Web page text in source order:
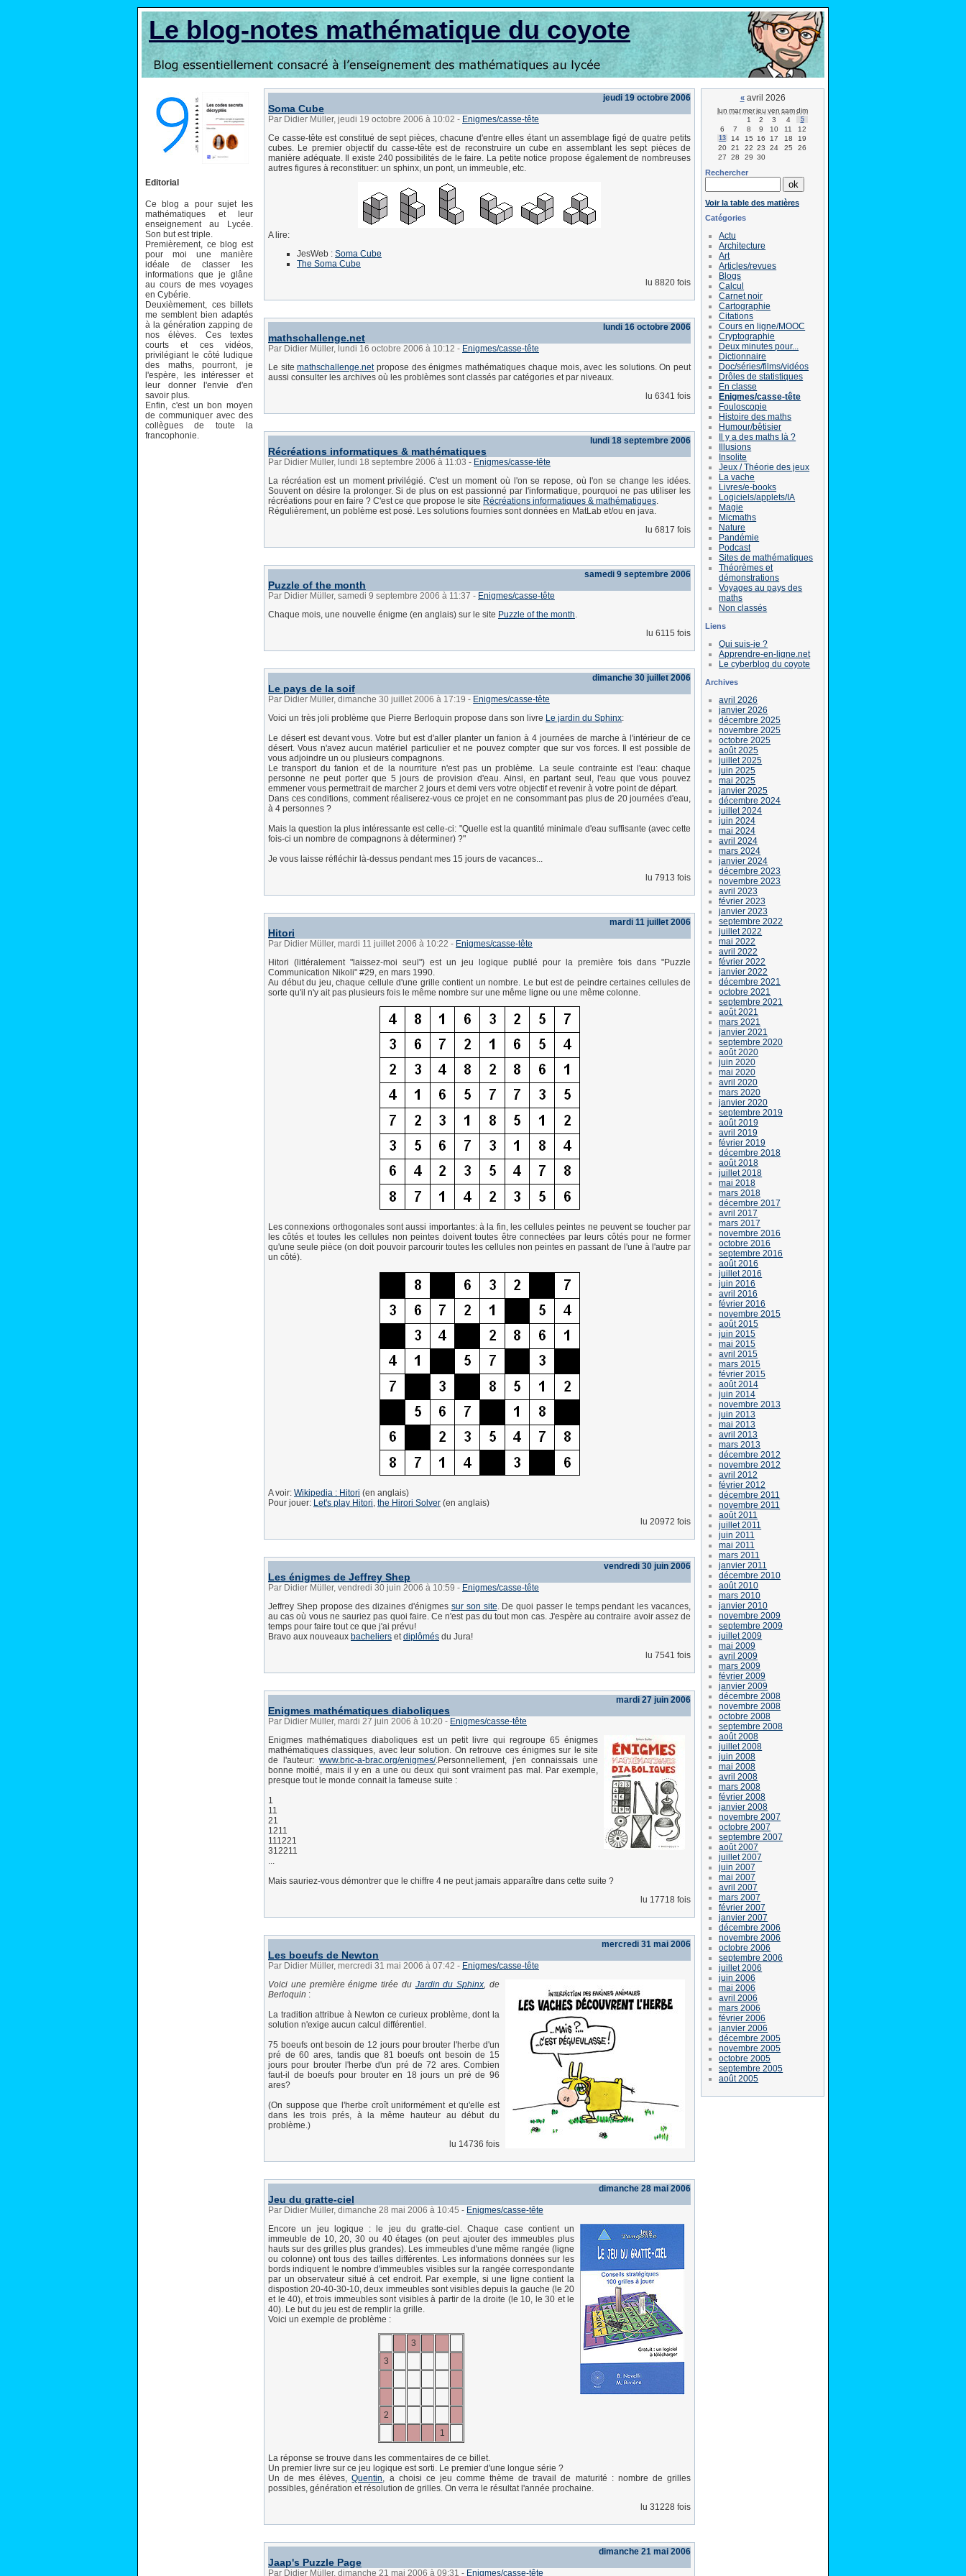
Le blog-notes mathématique du coyote
Editorial
Ce blog a pour sujet les
mathématiques et leur
enseignement au Lycée.
Son but est triple.
Premièrement, ce blog est
pour moi une manière
idéale de classer les
informations que je glâne
au cours de mes voyages
en Cybérie.
Deuxièmement, ces billets
me semblent bien adaptés
à la génération zapping de
nos élèves. Ces textes
courts et ces vidéos,
privilégiant le côté ludique
des maths, pourront, je
l'espère, les intéresser et
leur donner l'envie d'en
savoir plus.
Enfin, c'est un bon moyen
de communiquer avec des
collègues de toute la
francophonie.
jeudi 19 octobre 2006
Soma Cube
Par Didier Müller, jeudi 19 octobre 2006 à 10:02 - Enigmes/casse-tête
Ce casse-tête est constitué de sept pièces, chacune d'entre elles étant un assemblage figé de quatre petits
cubes. Le premier objectif du casse-tête est de reconstruire un cube en assemblant les sept pièces de
manière adéquate. Il existe 240 possibilités de le faire. La petite notice propose également de nombreuses
autres figures à reconstituer: un sphinx, un pont, un immeuble, etc.
A lire:
JesWeb : Soma Cube
The Soma Cube
lu 8820 fois
lundi 16 octobre 2006
mathschallenge.net
Par Didier Müller, lundi 16 octobre 2006 à 10:12 - Enigmes/casse-tête
Le sitemathschallenge.netpropose des énigmes mathématiques chaque mois, avec les solutions. On peut
aussi consulter les archives où les problèmes sont classés par catégories et par niveaux.
lu 6341 fois
lundi 18 septembre 2006
Récréations informatiques & mathématiques
Par Didier Müller, lundi 18 septembre 2006 à 11:03 - Enigmes/casse-tête
La récréation est un moment privilégié. C'est un moment où l'on se repose, où l'on se change les idées.
Souvent on désire la prolonger. Si de plus on est passionné par l'informatique, pourquoi ne pas utiliser les
récréations pour en faire ? C'est ce que propose le site Récréations informatiques & mathématiques.
Régulièrement, un poblème est posé. Les solutions fournies sont données en MatLab et/ou en java.
lu 6817 fois
samedi 9 septembre 2006
Puzzle of the month
Par Didier Müller, samedi 9 septembre 2006 à 11:37 - Enigmes/casse-tête
Chaque mois, une nouvelle énigme (en anglais) sur le site Puzzle of the month.
lu 6115 fois
dimanche 30 juillet 2006
Le pays de la soif
Par Didier Müller, dimanche 30 juillet 2006 à 17:19 - Enigmes/casse-tête
Voici un très joli problème que Pierre Berloquin propose dans son livre Le jardin du Sphinx:
Le désert est devant vous. Votre but est d'aller planter un fanion à 4 journées de marche à l'intérieur de ce
désert. Vous n'avez aucun matériel particulier et ne pouvez compter que sur vos forces. Il est possible de
vous adjoindre un ou plusieurs compagnons.
Le transport du fanion et de la nourriture n'est pas un problème. La seule contrainte est l'eau: chaque
personne ne peut porter que 5 jours de provision d'eau. Ainsi, en partant seul, l'eau que vous pouvez
emmener vous permettrait de marcher 2 jours et demi vers votre objectif et revenir à votre point de départ.
Dans ces conditions, comment réaliserez-vous ce projet en ne consommant pas plus de 20 journées d'eau,
à 4 personnes ?
Mais la question la plus intéressante est celle-ci: "Quelle est la quantité minimale d'eau suffisante (avec cette
fois-ci un nombre de compagnons à déterminer) ?"
Je vous laisse réfléchir là-dessus pendant mes 15 jours de vacances...
lu 7913 fois
mardi 11 juillet 2006
Hitori
Par Didier Müller, mardi 11 juillet 2006 à 10:22 - Enigmes/casse-tête
Hitori (littéralement "laissez-moi seul") est un jeu logique publié pour la première fois dans "Puzzle
Communication Nikoli" #29, en mars 1990.
Au début du jeu, chaque cellule d'une grille contient un nombre. Le but est de peindre certaines cellules de
sorte qu'il n'y ait pas plusieurs fois le même nombre sur une même ligne ou une même colonne.
Les connexions orthogonales sont aussi importantes: à la fin, les cellules peintes ne peuvent se toucher par
les côtés et toutes les cellules non peintes doivent toutes être connectées par leurs côtés pour ne former
qu'une seule pièce (on doit pouvoir parcourir toutes les cellules non peintes en passant de l'une à l'autre par
un côté).
A voir: Wikipedia : Hitori (en anglais)
Pour jouer: Let's play Hitori, the Hirori Solver (en anglais)
lu 20972 fois
vendredi 30 juin 2006
Les énigmes de Jeffrey Shep
Par Didier Müller, vendredi 30 juin 2006 à 10:59 - Enigmes/casse-tête
Jeffrey Shep propose des dizaines d'énigmes sur son site. De quoi passer le temps pendant les vacances,
au cas où vous ne sauriez pas quoi faire. Ce n'est pas du tout mon cas. J'espère au contraire avoir assez de
temps pour faire tout ce que j'ai prévu!
Bravo aux nouveaux bacheliers etdiplômés du Jura!
lu 7541 fois
mardi 27 juin 2006
Enigmes mathématiques diaboliques
Par Didier Müller, mardi 27 juin 2006 à 10:20 - Enigmes/casse-tête
Enigmes mathématiques diaboliques est un petit livre qui regroupe 65 énigmes
mathématiques classiques, avec leur solution. On retrouve ces énigmes sur le site
de l'auteur:www.bric-a-brac.org/enigmes/.Personnellement, j'en connaissais une
bonne moitié, mais il y en a une ou deux qui sont vraiment pas mal. Par exemple,
presque tout le monde connait la fameuse suite :
1
11
21
1211
111221
312211
...
Mais sauriez-vous démontrer que le chiffre 4 ne peut jamais apparaître dans cette suite ?
lu 17718 fois
mercredi 31 mai 2006
Les boeufs de Newton
Par Didier Müller, mercredi 31 mai 2006 à 07:42 - Enigmes/casse-tête
Voici une première énigme tirée du Jardin du Sphinx, de
Berloquin :
La tradition attribue à Newton ce curieux problème, dont la
solution n'exige aucun calcul différentiel.
75 boeufs ont besoin de 12 jours pour brouter l'herbe d'un
pré de 60 ares, tandis que 81 boeufs ont besoin de 15
jours pour brouter l'herbe d'un pré de 72 ares. Combien
faut-il de boeufs pour brouter en 18 jours un pré de 96
ares?
(On suppose que l'herbe croît uniformément et qu'elle est
dans les trois prés, à la même hauteur au début du
problème.)
lu 14736 fois
dimanche 28 mai 2006
Jeu du gratte-ciel
Par Didier Müller, dimanche 28 mai 2006 à 10:45 - Enigmes/casse-tête
Encore un jeu logique : le jeu du gratte-ciel. Chaque case contient un
immeuble de 10, 20, 30 ou 40 étages (on peut ajouter des immeubles plus
hauts sur des grilles plus grandes). Les immeubles d'une même rangée (ligne
ou colonne) ont tous des tailles différentes. Les informations données sur les
bords indiquent le nombre d'immeubles visibles sur la rangée correspondante
par un observateur situé à cet endroit. Par exemple, si une ligne contient la
dispostion 20-40-30-10, deux immeubles sont visibles depuis la gauche (le 20
et le 40), et trois immeubles sont visibles à partir de la droite (le 10, le 30 et le
40). Le but du jeu est de remplir la grille.
Voici un exemple de problème :
3
3
2
1
La réponse se trouve dans les commentaires de ce billet.
Un premier livre sur ce jeu logique est sorti. Le premier d'une longue série ?
Un de mes élèves,Quentin, a choisi ce jeu comme thème de travail de maturité : nombre de grilles
possibles, génération et résolution de grilles. On verra le résultat l'année prochaine.
lu 31228 fois
dimanche 21 mai 2006
Jaap's Puzzle Page
Par Didier Müller, dimanche 21 mai 2006 à 09:31 - Enigmes/casse-tête
«avril 2026
lun marmerjeu ven samdim
1
2 3 4 5
6 7 8 9 10 11 12
13 14 15 16 17 18
19
20 21 22 23 24 25
26
27
28 29 30
Rechercher
Voir la table des matières
Catégories
Actu
Architecture
Art
Articles/revues
Blogs
Calcul
Carnet noir
Cartographie
Citations
Cours en ligne/MOOC
Cryptographie
Deux minutes pour...
Dictionnaire
Doc/séries/films/vidéos
Drôles de statistiques
En classe
Enigmes/casse-tête
Fouloscopie
Histoire des maths
Humour/bêtisier
Il y a des maths là ?
Illusions
Insolite
Jeux / Théorie des jeux
La vache
Livres/e-books
Logiciels/applets/IA
Magie
Micmaths
Nature
Pandémie
Podcast
Sites de mathématiques
Théorèmes et
démonstrations
Voyages au pays des
maths
Non classés
Liens
Qui suis-je ?
Apprendre-en-ligne.net
Le cyberblog du coyote
Archives
avril 2026
janvier 2026
décembre 2025
novembre 2025
octobre 2025
août 2025
juillet 2025
juin 2025
mai 2025
janvier 2025
décembre 2024
juillet 2024
juin 2024
mai 2024
avril 2024
mars 2024
janvier 2024
décembre 2023
novembre 2023
avril 2023
février 2023
janvier 2023
septembre 2022
juillet 2022
mai 2022
avril 2022
février 2022
janvier 2022
décembre 2021
octobre 2021
septembre 2021
août 2021
mars 2021
janvier 2021
septembre 2020
août 2020
juin 2020
mai 2020
avril 2020
mars 2020
janvier 2020
septembre 2019
août 2019
avril 2019
février 2019
décembre 2018
août 2018
juillet 2018
mai 2018
mars 2018
décembre 2017
avril 2017
mars 2017
novembre 2016
octobre 2016
septembre 2016
août 2016
juillet 2016
juin 2016
avril 2016
février 2016
novembre 2015
août 2015
juin 2015
mai 2015
avril 2015
mars 2015
février 2015
août 2014
juin 2014
novembre 2013
juin 2013
mai 2013
avril 2013
mars 2013
décembre 2012
novembre 2012
avril 2012
février 2012
décembre 2011
novembre 2011
août 2011
juillet 2011
juin 2011
mai 2011
mars 2011
janvier 2011
décembre 2010
août 2010
mars 2010
janvier 2010
novembre 2009
septembre 2009
juillet 2009
mai 2009
avril 2009
mars 2009
février 2009
janvier 2009
décembre 2008
novembre 2008
octobre 2008
septembre 2008
août 2008
juillet 2008
juin 2008
mai 2008
avril 2008
mars 2008
février 2008
janvier 2008
novembre 2007
octobre 2007
septembre 2007
août 2007
juillet 2007
juin 2007
mai 2007
avril 2007
mars 2007
février 2007
janvier 2007
décembre 2006
novembre 2006
octobre 2006
septembre 2006
juillet 2006
juin 2006
mai 2006
avril 2006
mars 2006
février 2006
janvier 2006
décembre 2005
novembre 2005
octobre 2005
septembre 2005
août 2005